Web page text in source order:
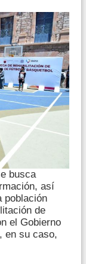
busca
así
población
de
el Gobierno
en su caso,